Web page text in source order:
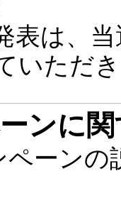
表は、
いただ
ンに
ペーンの